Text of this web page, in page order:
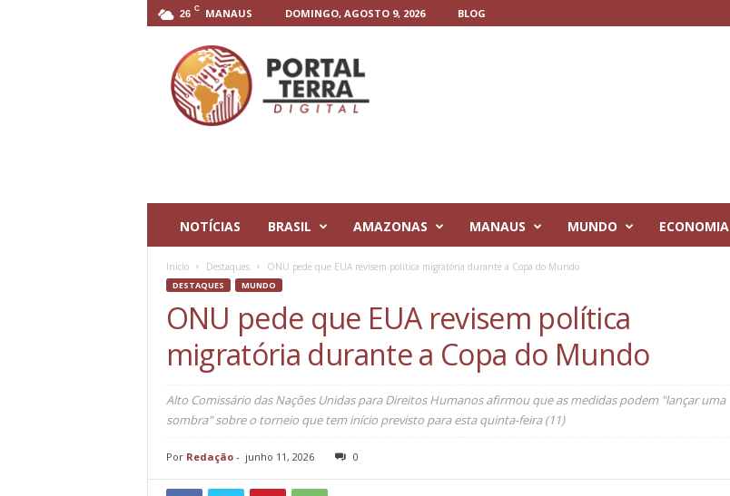
26 C MANAUS DOMINGO, AGOSTO 9, 2026 BLOG
NOTÍCIAS BRASIL AMAZONAS MANAUS MUNDO ECONOMIA
Início Destaques ONU pede que EUA revisem política migratória durante a Copa do Mundo
DESTAQUES MUNDO
ONU pede que EUA revisem política
migratória durante a Copa do Mundo
Alto Comissário das Nações Unidas para Direitos Humanos afirmou que as medidas podem "lançar uma
sombra" sobre o torneio que tem início previsto para esta quinta-feira (11)
Por Redação- junho 11, 2026 0